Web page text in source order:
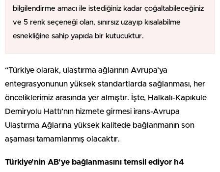
bilgilendirme amacı ile istediğiniz kadar çoğaltabileceğiniz
ve 5 renk seçeneği olan, sınırsız uzayıp kısalabilme
esnekliğine sahip yapıda bir kutucuktur.
“Türkiye olarak, ulaştırma ağlarının Avrupa’ya
entegrasyonunun yüksek standartlarda sağlanması, her
önceliklerimiz arasında yer almıştır. İşte, Halkalı-Kapıkule
Demiryolu Hattı’nın hizmete girmesi irans-Avrupa
Ulaştırma Ağlarına yüksek kalitede bağlanmanın son
aşaması tamamlanmış olacaktır.
Türkiye’nin AB’ye bağlanmasını temsil ediyor h4